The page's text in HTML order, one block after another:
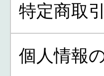
特定商取
個人情報